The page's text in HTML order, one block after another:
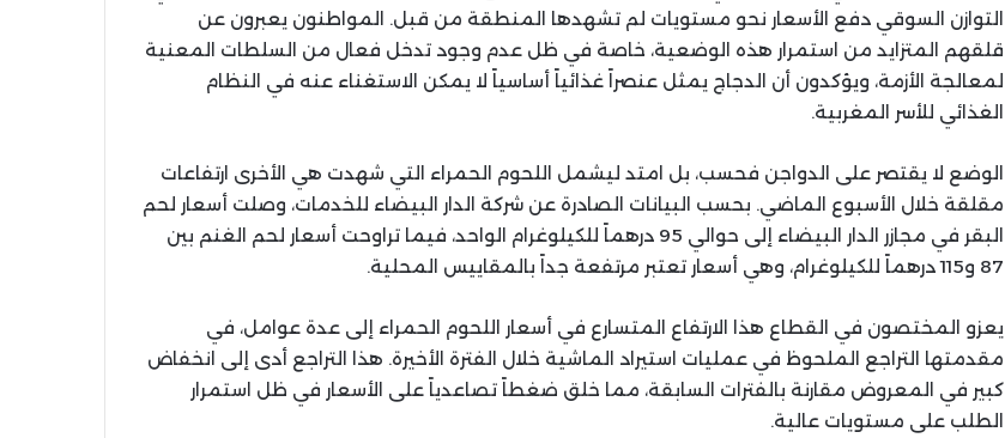
التوازن السوقي دفع الأسعار نحو مستويات لم تشهدها المنطقة من قبل. المواطنون يعبرون عن
قلقهم المتزايد من استمرار هذه الوضعية، خاصة في ظل عدم وجود تدخل فعال من السلطات المعنية
لمعالجة الأزمة، ويؤكدون أن الدجاج يمثل عنصراً غذائياً أساسياً لا يمكن الاستغناء عنه في النظام
الغذائي للأسر المغربية.
الوضع لا يقتصر على الدواجن فحسب، بل امتد ليشمل اللحوم الحمراء التي شهدت هي الأخرى ارتفاعات
مقلقة خلال الأسبوع الماضي. بحسب البيانات الصادرة عن شركة الدار البيضاء للخدمات، وصلت أسعار لحم
البقر في مجازر الدار البيضاء إلى حوالي 95 درهماً للكيلوغرام الواحد، فيما تراوحت أسعار لحم الغنم بين
87 و115 درهماً للكيلوغرام، وهي أسعار تعتبر مرتفعة جداً بالمقاييس المحلية.
يعزو المختصون في القطاع هذا الارتفاع المتسارع في أسعار اللحوم الحمراء إلى عدة عوامل، في
مقدمتها التراجع الملحوظ في عمليات استيراد الماشية خلال الفترة الأخيرة. هذا التراجع أدى إلى انخفاض
كبير في المعروض مقارنة بالفترات السابقة، مما خلق ضغطاً تصاعدياً على الأسعار في ظل استمرار
الطلب على مستويات عالية.